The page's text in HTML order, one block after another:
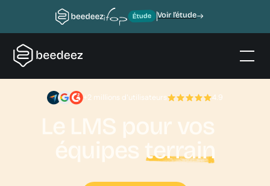
Voir l’étude
+2 millions d'utilisateurs 4.9
Le LMS pour vos
équipes terrain